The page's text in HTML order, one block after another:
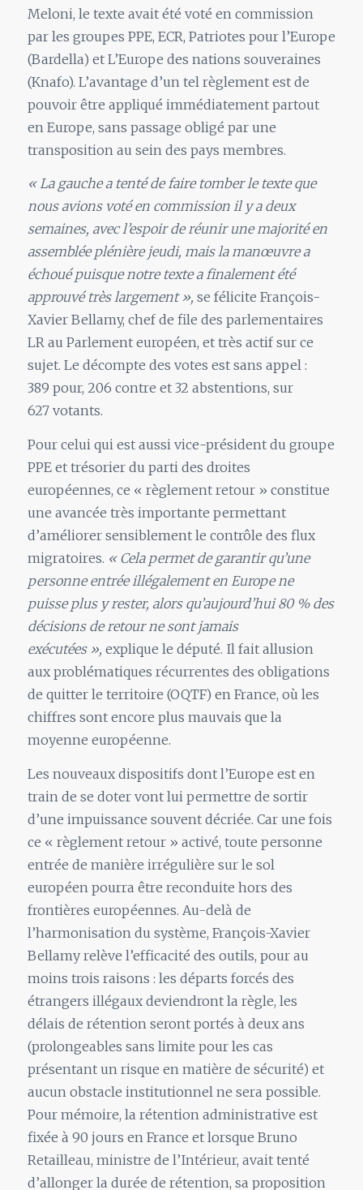
Meloni, le texte avait été voté en commission
par les groupes PPE, ECR, Patriotes pour l’Europe
(Bardella) et L’Europe des nations souveraines
(Knafo). L’avantage d’un tel règlement est de
pouvoir être appliqué immédiatement partout
en Europe, sans passage obligé par une
transposition au sein des pays membres.
« La gauche a tenté de faire tomber le texte que
nous avions voté en commission il y a deux
semaines, avec l’espoir de réunir une majorité en
assemblée plénière jeudi, mais la manœuvre a
échoué puisque notre texte a finalement été
approuvé très largement », se félicite François-
Xavier Bellamy, chef de file des parlementaires
LR au Parlement européen, et très actif sur ce
sujet. Le décompte des votes est sans appel :
389 pour, 206 contre et 32 abstentions, sur
627 votants.
Pour celui qui est aussi vice-président du groupe
PPE et trésorier du parti des droites
européennes, ce « règlement retour » constitue
une avancée très importante permettant
d’améliorer sensiblement le contrôle des flux
migratoires. « Cela permet de garantir qu’une
personne entrée illégalement en Europe ne
puisse plus y rester, alors qu’aujourd’hui 80 % des
décisions de retour ne sont jamais
exécutées », explique le député. Il fait allusion
aux problématiques récurrentes des obligations
de quitter le territoire (OQTF) en France, où les
chiffres sont encore plus mauvais que la
moyenne européenne.
Les nouveaux dispositifs dont l’Europe est en
train de se doter vont lui permettre de sortir
d’une impuissance souvent décriée. Car une fois
ce « règlement retour » activé, toute personne
entrée de manière irrégulière sur le sol
européen pourra être reconduite hors des
frontières européennes. Au-delà de
l’harmonisation du système, François-Xavier
Bellamy relève l’efficacité des outils, pour au
moins trois raisons : les départs forcés des
étrangers illégaux deviendront la règle, les
délais de rétention seront portés à deux ans
(prolongeables sans limite pour les cas
présentant un risque en matière de sécurité) et
aucun obstacle institutionnel ne sera possible.
Pour mémoire, la rétention administrative est
fixée à 90 jours en France et lorsque Bruno
Retailleau, ministre de l’Intérieur, avait tenté
d’allonger la durée de rétention, sa proposition